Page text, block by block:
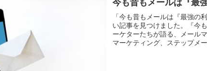
今も昔もメールは『最
「今も昔もメールは『最強の
い記事を見つけました。『今
ーケターたちが語る、メール
マーケティング、ステップメ